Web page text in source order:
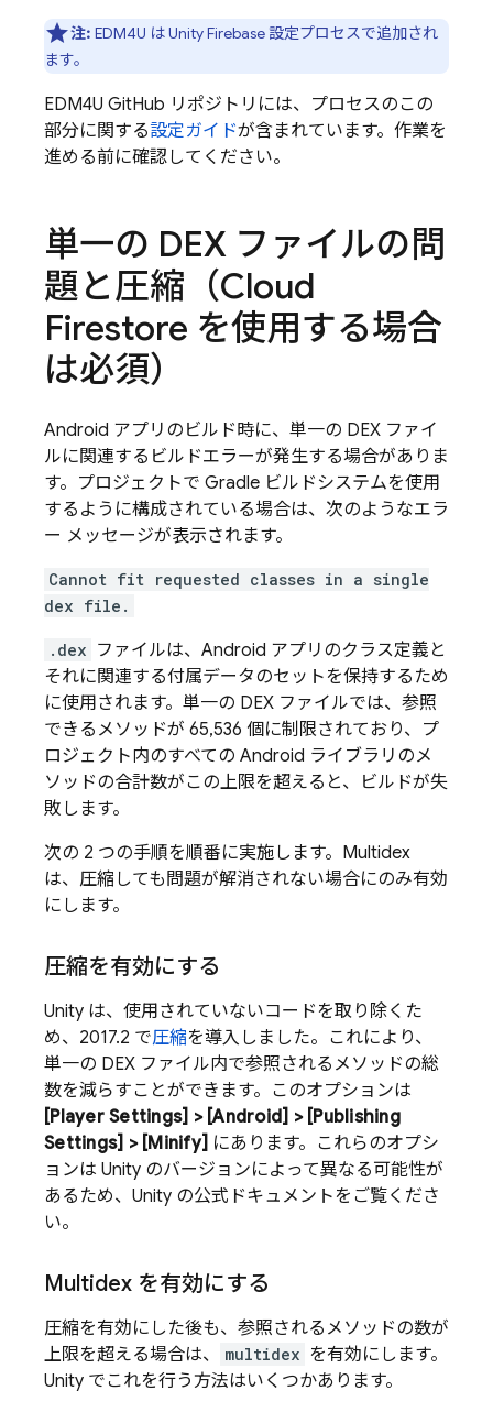
注: EDM4U は Unity Firebase 設定プロセスで追加され
ます。
EDM4U GitHub リポジトリには、プロセスのこの
部分に関する設定ガイドが含まれています。作業を
進める前に確認してください。
単一の DEX ファイルの問
題と圧縮（Cloud
Firestore を使用する場合
は必須）
Android アプリのビルド時に、単一の DEX ファイ
ルに関連するビルドエラーが発生する場合がありま
す。プロジェクトで Gradle ビルドシステムを使用
するように構成されている場合は、次のようなエラ
ー メッセージが表示されます。
Cannot fit requested classes in a single
dex file.
.dex ファイルは、Android アプリのクラス定義と
それに関連する付属データのセットを保持するため
に使用されます。単一の DEX ファイルでは、参照
できるメソッドが 65,536 個に制限されており、プ
ロジェクト内のすべての Android ライブラリのメ
ソッドの合計数がこの上限を超えると、ビルドが失
敗します。
次の 2 つの手順を順番に実施します。Multidex
は、圧縮しても問題が解消されない場合にのみ有効
にします。
圧縮を有効にする
Unity は、使用されていないコードを取り除くた
め、2017.2 で圧縮を導入しました。これにより、
単一の DEX ファイル内で参照されるメソッドの総
数を減らすことができます。このオプションは
[Player Settings] > [Android] > [Publishing
Settings] > [Minify] にあります。これらのオプシ
ョンは Unity のバージョンによって異なる可能性が
あるため、Unity の公式ドキュメントをご覧くださ
い。
Multidex を有効にする
圧縮を有効にした後も、参照されるメソッドの数が
上限を超える場合は、
multidex を有効にします。
Unity でこれを行う方法はいくつかあります。